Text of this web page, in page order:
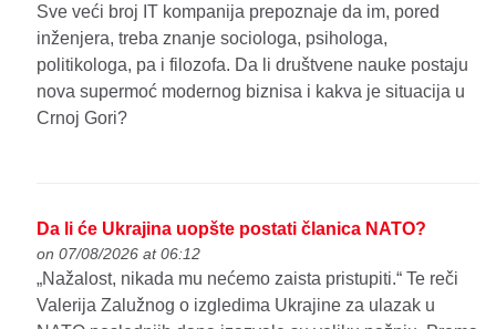
Sve veći broj IT kompanija prepoznaje da im, pored
inženjera, treba znanje sociologa, psihologa,
politikologa, pa i filozofa. Da li društvene nauke postaju
nova supermoć modernog biznisa i kakva je situacija u
Crnoj Gori?
Da li će Ukrajina uopšte postati članica NATO?
on 07/08/2026 at 06:12
„Nažalost, nikada mu nećemo zaista pristupiti.“ Te reči
Valerija Zalužnog o izgledima Ukrajine za ulazak u